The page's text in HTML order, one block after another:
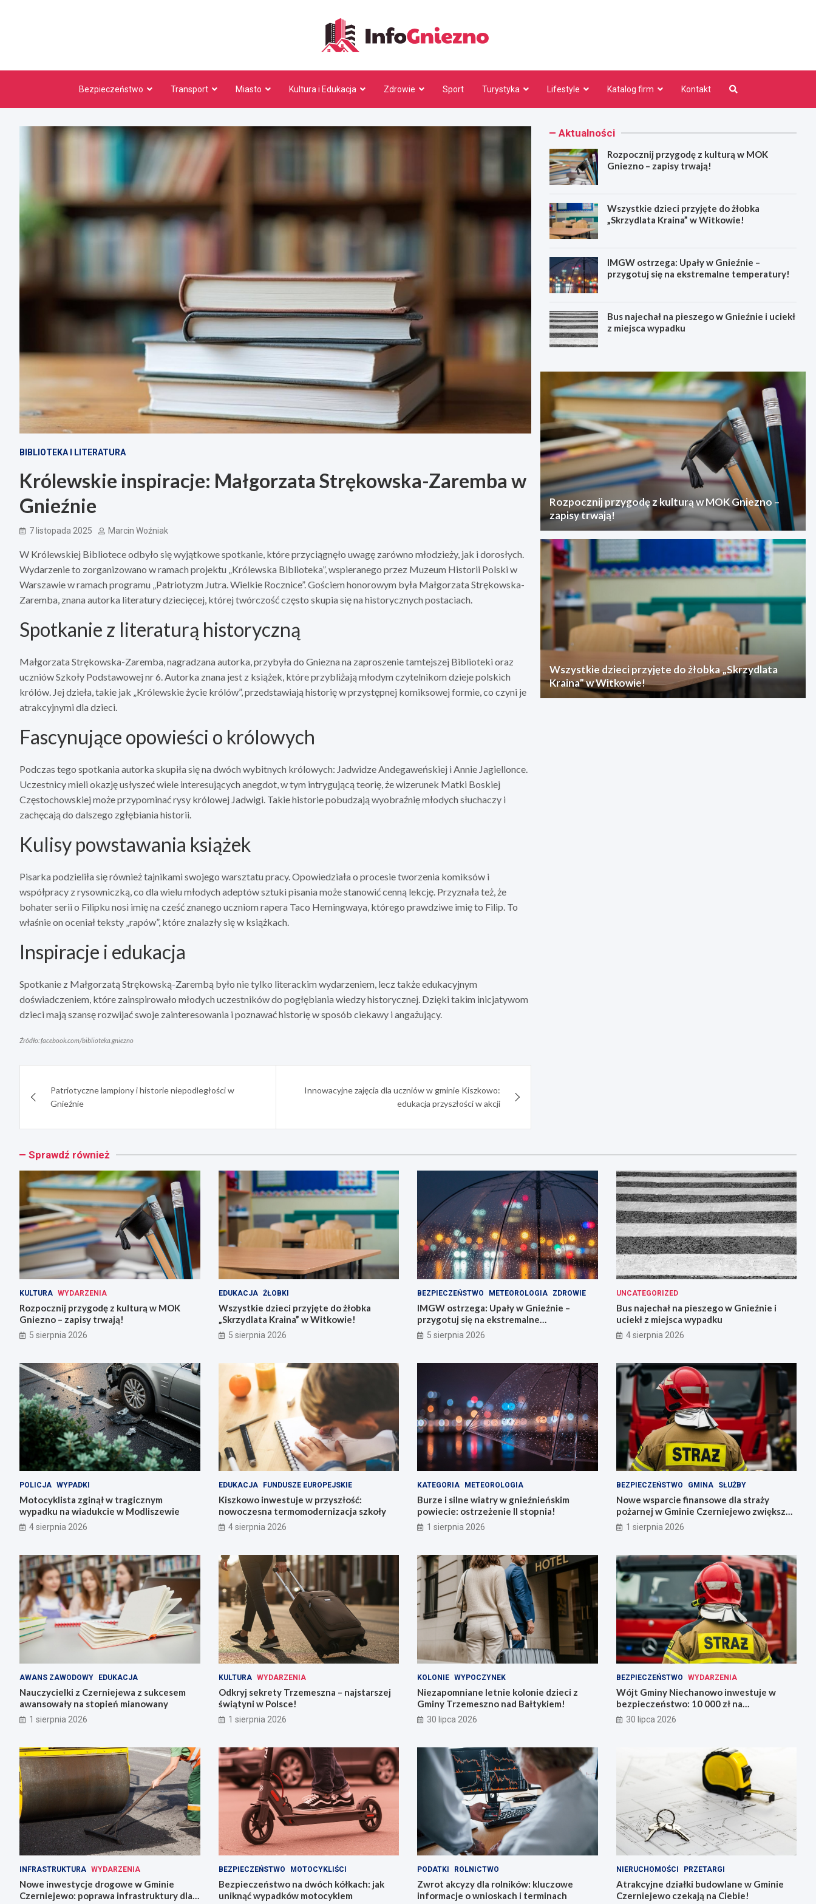
Bezpieczeństwo Transport Miasto Kultura i Edukacja Zdrowie Sport Turystyka Lifestyle Katalog firm Kontakt
BIBLIOTEKA I LITERATURA
Królewskie inspiracje: Małgorzata Strękowska-Zaremba w
Gnieźnie
7 listopada 2025 Marcin Woźniak
W Królewskiej Bibliotece odbyło się wyjątkowe spotkanie, które przyciągnęło uwagę zarówno młodzieży, jak i dorosłych.
Wydarzenie to zorganizowano w ramach projektu „Królewska Biblioteka”, wspieranego przez Muzeum Historii Polski w
Warszawie w ramach programu „Patriotyzm Jutra. Wielkie Rocznice”. Gościem honorowym była Małgorzata Strękowska-
Zaremba, znana autorka literatury dziecięcej, której twórczość często skupia się na historycznych postaciach.
Spotkanie z literaturą historyczną
Małgorzata Strękowska-Zaremba, nagradzana autorka, przybyła do Gniezna na zaproszenie tamtejszej Biblioteki oraz
uczniów Szkoły Podstawowej nr 6. Autorka znana jest z książek, które przybliżają młodym czytelnikom dzieje polskich
królów. Jej dzieła, takie jak „Królewskie życie królów”, przedstawiają historię w przystępnej komiksowej formie, co czyni je
atrakcyjnymi dla dzieci.
Fascynujące opowieści o królowych
Podczas tego spotkania autorka skupiła się na dwóch wybitnych królowych: Jadwidze Andegaweńskiej i Annie Jagiellonce.
Uczestnicy mieli okazję usłyszeć wiele interesujących anegdot, w tym intrygującą teorię, że wizerunek Matki Boskiej
Częstochowskiej może przypominać rysy królowej Jadwigi. Takie historie pobudzają wyobraźnię młodych słuchaczy i
zachęcają do dalszego zgłębiania historii.
Kulisy powstawania książek
Pisarka podzieliła się również tajnikami swojego warsztatu pracy. Opowiedziała o procesie tworzenia komiksów i
współpracy z rysowniczką, co dla wielu młodych adeptów sztuki pisania może stanowić cenną lekcję. Przyznała też, że
bohater serii o Filipku nosi imię na cześć znanego uczniom rapera Taco Hemingwaya, którego prawdziwe imię to Filip. To
właśnie on oceniał teksty „rapów”, które znalazły się w książkach.
Inspiracje i edukacja
Spotkanie z Małgorzatą Strękowską-Zarembą było nie tylko literackim wydarzeniem, lecz także edukacyjnym
doświadczeniem, które zainspirowało młodych uczestników do pogłębiania wiedzy historycznej. Dzięki takim inicjatywom
dzieci mają szansę rozwijać swoje zainteresowania i poznawać historię w sposób ciekawy i angażujący.
Źródło: facebook.com/biblioteka.gniezno
wpisuPatriotyczne lampiony i historie niepodległości w
Gnieźnie
Innowacyjne zajęcia dla uczniów w gminie Kiszkowo:
edukacja przyszłości w akcji
Aktualności
Rozpocznij przygodę z kulturą w MOK
Gniezno – zapisy trwają!
Wszystkie dzieci przyjęte do żłobka
„Skrzydlata Kraina” w Witkowie!
IMGW ostrzega: Upały w Gnieźnie –
przygotuj się na ekstremalne temperatury!
Bus najechał na pieszego w Gnieźnie i uciekł
z miejsca wypadku
Rozpocznij przygodę z kulturą w MOK Gniezno –
zapisy trwają!
Wszystkie dzieci przyjęte do żłobka „Skrzydlata
Kraina” w Witkowie!
Sprawdź również
KULTURA WYDARZENIA
Rozpocznij przygodę z kulturą w MOK
Gniezno – zapisy trwają!
5 sierpnia 2026
EDUKACJA ŻŁOBKI
Wszystkie dzieci przyjęte do żłobka
„Skrzydlata Kraina” w Witkowie!
5 sierpnia 2026
BEZPIECZEŃSTWO METEOROLOGIA ZDROWIE
IMGW ostrzega: Upały w Gnieźnie –
przygotuj się na ekstremalne
temperatury!
5 sierpnia 2026
UNCATEGORIZED
Bus najechał na pieszego w Gnieźnie i
uciekł z miejsca wypadku
4 sierpnia 2026
POLICJA WYPADKI
Motocyklista zginął w tragicznym
wypadku na wiadukcie w Modliszewie
4 sierpnia 2026
EDUKACJA FUNDUSZE EUROPEJSKIE
Kiszkowo inwestuje w przyszłość:
nowoczesna termomodernizacja szkoły
4 sierpnia 2026
KATEGORIA METEOROLOGIA
Burze i silne wiatry w gnieźnieńskim
powiecie: ostrzeżenie II stopnia!
1 sierpnia 2026
BEZPIECZEŃSTWO GMINA SŁUŻBY
Nowe wsparcie finansowe dla straży
pożarnej w Gminie Czerniejewo zwiększa
bezpieczeństwo mieszkańców
1 sierpnia 2026
AWANS ZAWODOWY EDUKACJA
Nauczycielki z Czerniejewa z sukcesem
awansowały na stopień mianowany
1 sierpnia 2026
KULTURA WYDARZENIA
Odkryj sekrety Trzemeszna – najstarszej
świątyni w Polsce!
1 sierpnia 2026
KOLONIE WYPOCZYNEK
Niezapomniane letnie kolonie dzieci z
Gminy Trzemeszno nad Bałtykiem!
30 lipca 2026
BEZPIECZEŃSTWO WYDARZENIA
Wójt Gminy Niechanowo inwestuje w
bezpieczeństwo: 10 000 zł na
nowoczesny sprzęt dla straży pożarnej
30 lipca 2026
INFRASTRUKTURA WYDARZENIA
Nowe inwestycje drogowe w Gminie
Czerniejewo: poprawa infrastruktury dla
BEZPIECZEŃSTWO MOTOCYKLIŚCI
Bezpieczeństwo na dwóch kółkach: jak
uniknąć wypadków motocyklem
PODATKI ROLNICTWO
Zwrot akcyzy dla rolników: kluczowe
informacje o wnioskach i terminach
NIERUCHOMOŚCI PRZETARGI
Atrakcyjne działki budowlane w Gminie
Czerniejewo czekają na Ciebie!